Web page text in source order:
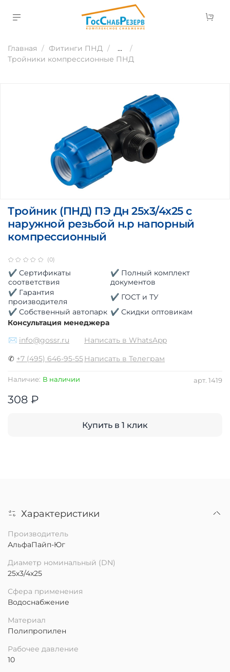
Главная Фитинги ПНД
...
Тройники компрессионные ПНД
(0)
арт. 1419
Наличие: В наличии
Тройник (ПНД) ПЭ Дн 25х3/4х25 с
наружной резьбой н.р напорный
компрессионный
308 ₽
Купить в 1 клик
✔ Сертификаты
соответствия
✔ Полный комплект
документов
✔ Гарантия
производителя
✔ ГОСТ и ТУ
✔ Собственный автопарк ✔ Скидки оптовикам
Консультация менеджера
✉ info@gossr.ru
Написать в WhatsApp
✆ +7 (495) 646-95-55Написать в Телеграм
Характеристики
Производитель
АльфаПайп-Юг
Диаметр номинальный (DN)
25х3/4х25
Сфера применения
Водоснабжение
Материал
Полипропилен
Рабочее давление
10